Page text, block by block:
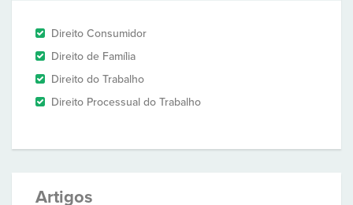
Direito Consumidor
Direito de Família
Direito do Trabalho
Direito Processual do Trabalho
Artigos